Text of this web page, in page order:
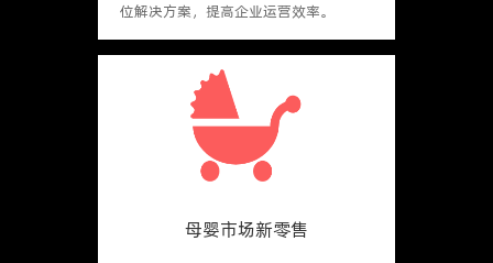
位解决方案，提高企业运营效率。
母婴市场新零售